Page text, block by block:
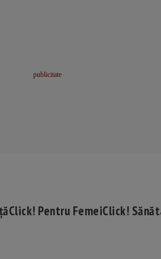
Click! Pentru FemeiClick!